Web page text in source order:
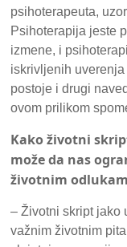
psihoterapeuta,
Psihoterapija jeste
izmene, i
iskrivljenih
postoje i drugi
ovom prilikom
Kako životni
može da nas
životnim
– Životni skript jako
važnim životnim